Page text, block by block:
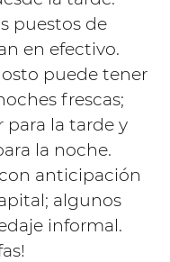
puestos de
en efectivo.
puede tener
frescas;
para la tarde y
la noche.
anticipación
algunos
informal.